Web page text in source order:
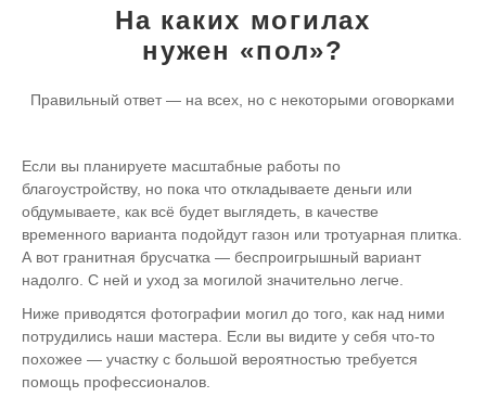
На каких могилах
нужен «пол»?
Правильный ответ — на всех, но с некоторыми оговорками
Если вы планируете масштабные работы по
благоустройству, но пока что откладываете деньги или
обдумываете, как всё будет выглядеть, в качестве
временного варианта подойдут газон или тротуарная плитка.
А вот гранитная брусчатка — беспроигрышный вариант
надолго. С ней и уход за могилой значительно легче.
Ниже приводятся фотографии могил до того, как над ними
потрудились наши мастера. Если вы видите у себя что-то
похожее — участку с большой вероятностью требуется
помощь профессионалов.